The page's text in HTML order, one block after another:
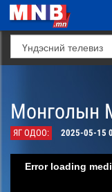
Монголын
ЯГ ОДОО: 2025-05-15
Error loading